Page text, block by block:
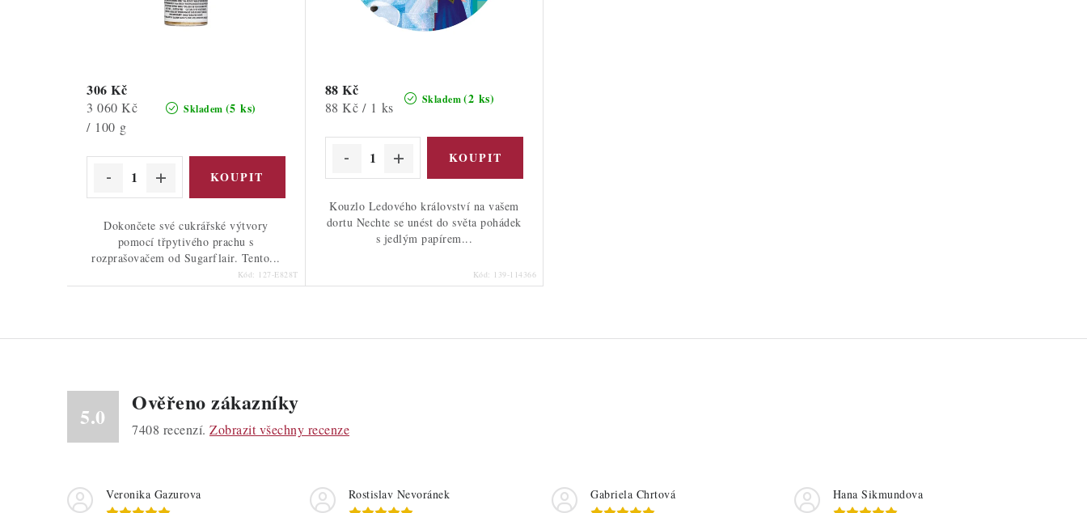
Skladem (5 ks)
306 Kč
Měrná
cena:
3 060 Kč
/ 100 g
Dokončete své cukrářské výtvory
pomocí třpytivého prachu s
rozprašovačem od Sugarflair. Tento...
Kód: 127-E828T
Skladem(2 ks)
88 Kč
Měrná
88 Kč / 1 ks
Kouzlo Ledového království na vašem
dortu Nechte se unést do světa pohádek
s jedlým papírem...
Kód: 139-114366
5.0
Ověřeno zákazníky
7408 recenzí. Zobrazit všechny recenze
Veronika Gazurova Rostislav Nevoránek Gabriela Chrtová Hana Sikmundova